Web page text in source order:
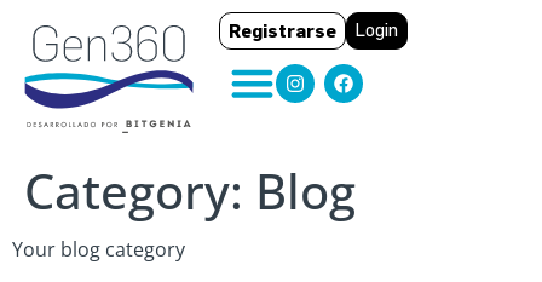
Registrarse Login
Category: Blog
Your blog category